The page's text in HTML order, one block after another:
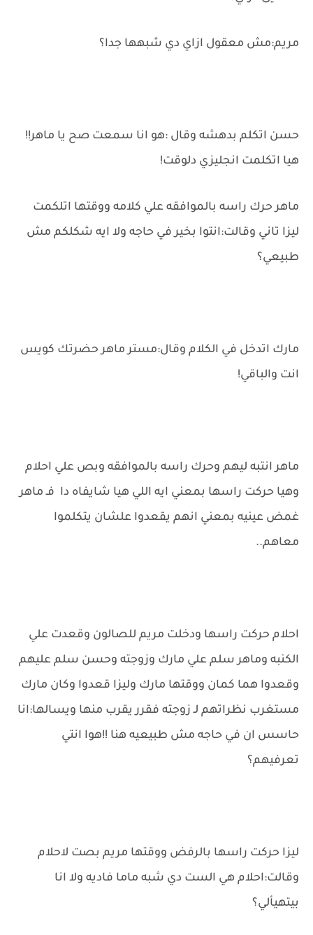
مريم:مش معقول ازاي دي شبهها جدا؟
حسن اتكلم بدهشه وقال :هو انا سمعت صح يا ماهر!!
هيا اتكلمت انجليزي دلوقت!
ماهر حرك راسه بالموافقه علي كلامه ووقتها اتلكمت
ليزا تاني وقالت:انتوا بخير في حاجه ولا ايه شكلكم مش
طبيعي؟
مارك اتدخل في الكلام وقال:مستر ماهر حضرتك كويس
انت والباقي!
ماهر انتبه ليهم وحرك راسه بالموافقه وبص علي احلام
وهيا حركت راسها بمعني ايه اللي هيا شايفاه دا فـ ماهر
غمض عينيه بمعني انهم يقعدوا علشان يتكلموا
معاهم..
احلام حركت راسها ودخلت مريم للصالون وقعدت علي
الكنبه وماهر سلم علي مارك وزوجته وحسن سلم عليهم
وقعدوا هما كمان ووقتها مارك وليزا قعدوا وكان مارك
مستغرب نظراتهم لـ زوجته فقرر يقرب منها ويسالها:انا
حاسس ان في حاجه مش طبيعيه هنا !!هوا انتي
تعرفيهم؟
ليزا حركت راسها بالرفض ووقتها مريم بصت لاحلام
وقالت:احلام هي الست دي شبه ماما فاديه ولا انا
بيتهيألي؟